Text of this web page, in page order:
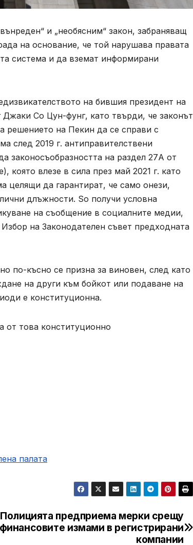
и „необясним“ закон, забраняващ
на основание, че той нарушава правата
система и да вземат информирани
на бившия президент на
Джаки Со Цун-фунг, като твърди, че законът
решението на Пекин да се справи с
след 2019 г. антиправителствени
законосъобразността на раздел 27A от
която влезе в сила през май 2021 г. като
целящи да гарантират, че само онези,
длъжности. So получи условна
на съобщение в социалните медии,
на Законодателен съвет предходната
по-късно се призна за виновен, след като
на други към бойкот или подаване на
е конституционна.
от това конституционно
палaта
Полицията предприема мерки срещу
финансовите измами в регистрирани
компании